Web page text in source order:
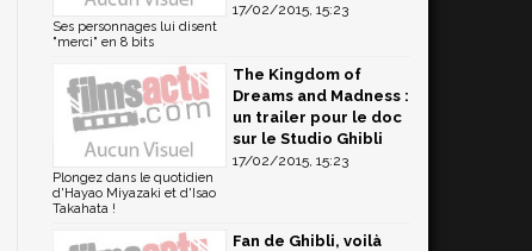
17/02/2015, 15:23
Ses personnages lui disent
"merci" en 8 bits
The Kingdom of
Dreams and Madness :
un trailer pour le doc
sur le Studio Ghibli
17/02/2015, 15:23
Plongez dans le quotidien
d'Hayao Miyazaki et d'Isao
Takahata !
Fan de Ghibli, voilà